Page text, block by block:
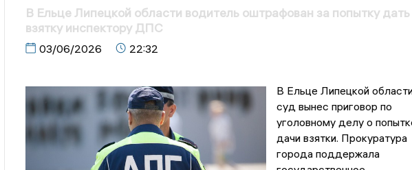
В Ельце Липецкой области водитель оштрафован за попытку дать
взятку инспектору ДПС
03/06/2026 22:32
В Ельце Липецкой
суд вынес приговор по
уголовному делу о
дачи взятки. Прокуратура
города поддержала